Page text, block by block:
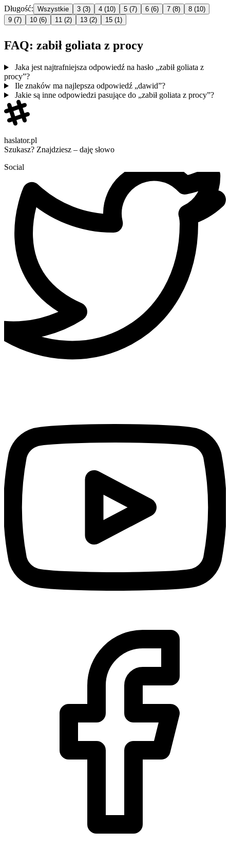
Długość: Wszystkie 3 (3) 4 (10) 5 (7) 6 (6) 7 (8) 8 (10)
9 (7) 10 (6) 11 (2) 13 (2) 15 (1)
FAQ: zabił goliata z procy
Jaka jest najtrafniejsza odpowiedź na hasło „zabił goliata z
procy”?
Ile znaków ma najlepsza odpowiedź „dawid”?
Jakie są inne odpowiedzi pasujące do „zabił goliata z procy”?
haslator.pl
Szukasz? Znajdziesz – daję słowo
Social